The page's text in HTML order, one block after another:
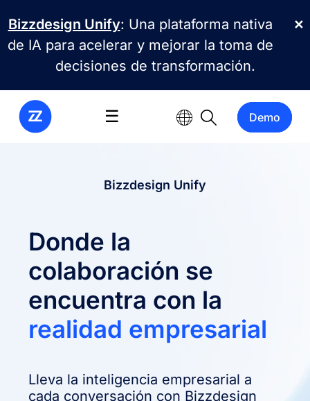
✕
Bizzdesign Unify: Una plataforma nativa
de IA para acelerar y mejorar la toma de
decisiones de transformación.
☰ Demo
Bizzdesign Unify
Donde la
colaboración se
encuentra con la
realidad empresarial
Lleva la inteligencia empresarial a
cada conversación con Bizzdesign